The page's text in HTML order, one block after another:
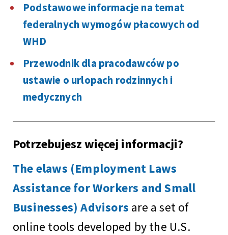
Podstawowe informacje na temat
federalnych wymogów płacowych od
WHD
Przewodnik dla pracodawców po
ustawie o urlopach rodzinnych i
medycznych
Potrzebujesz więcej informacji?
The elaws (Employment Laws
Assistance for Workers and Small
Businesses) Advisors are a set of
online tools developed by the U.S.